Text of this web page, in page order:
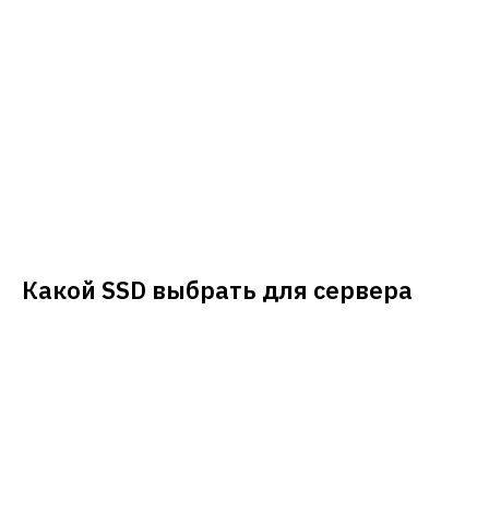
Какой SSD выбрать для сервера